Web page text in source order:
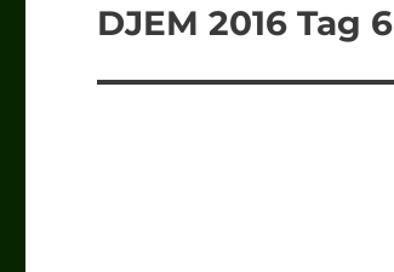
Nächster
DJEM 2016 Tag 6